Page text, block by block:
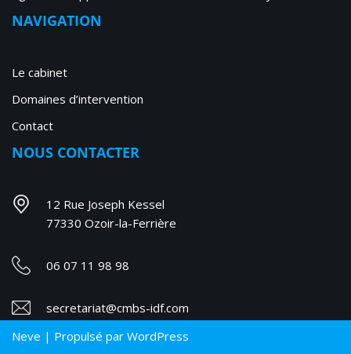
NAVIGATION
Le cabinet
Domaines d’intervention
Contact
NOUS CONTACTER
12 Rue Joseph Kessel
77330 Ozoir-la-Ferrière
06 07 11 98 98
secretariat@cmbs-idf.com
Neve | Propulsé par WordPress